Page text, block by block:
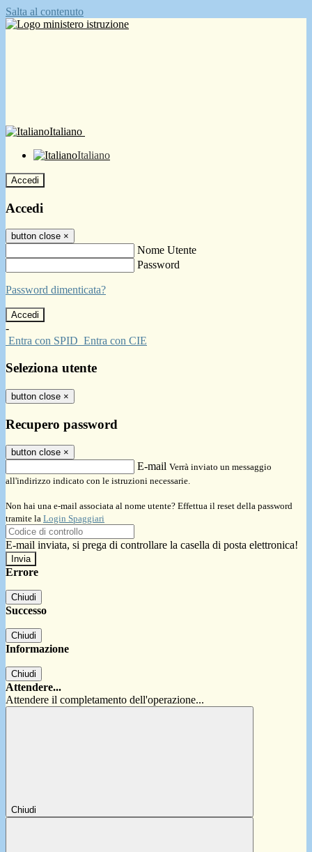
Salta al contenuto
Italiano
Italiano
Accedi
Accedi
button close ×
Nome Utente
Password
Password dimenticata?
-
Entra con SPID Entra con CIE
Seleziona utente
button close ×
Recupero password
button close ×
E-mail Verrà inviato un messaggio
all'indirizzo indicato con le istruzioni necessarie.
Non hai una e-mail associata al nome utente? Effettua il reset della password
tramite la Login Spaggiari
E-mail inviata, si prega di controllare la casella di posta elettronica!
Errore
Chiudi
Successo
Chiudi
Informazione
Chiudi
Attendere...
Attendere il completamento dell'operazione...
Chiudi